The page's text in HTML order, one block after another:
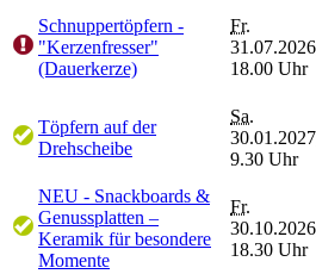
Schnuppertöpfern -
"Kerzenfresser"
(Dauerkerze)
Fr.
18.00 Uhr
Töpfern auf der
Drehscheibe
Sa.
9.30 Uhr
NEU - Snackboards &
Genussplatten –
Keramik für besondere
Momente
Fr.
18.30 Uhr